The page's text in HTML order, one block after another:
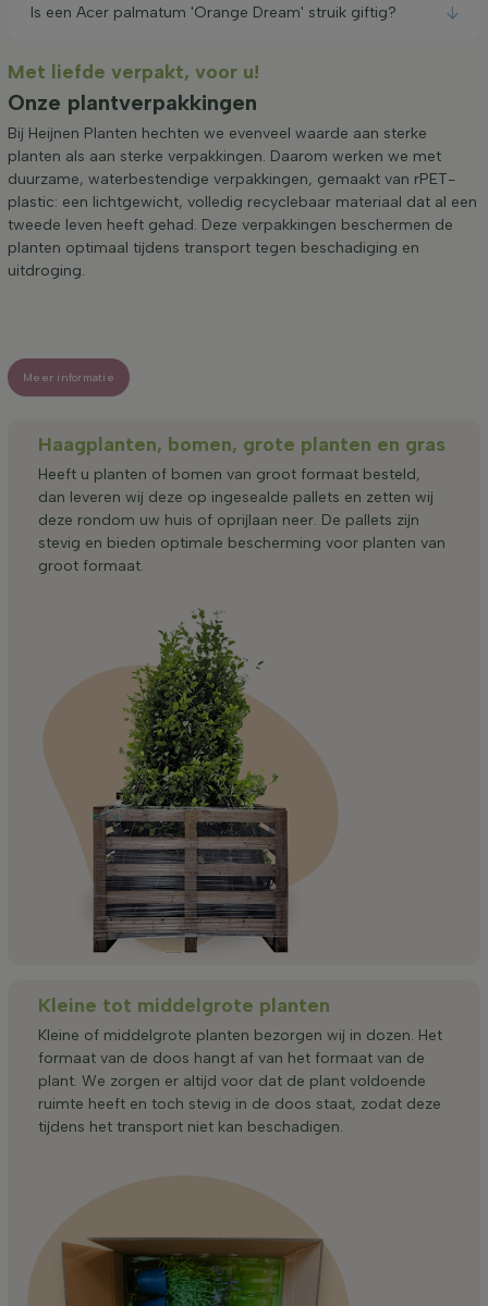
Is een Acer palmatum 'Orange Dream' struik giftig?
Met liefde verpakt, voor u!
Onze plantverpakkingen
Bij Heijnen Planten hechten we evenveel waarde aan sterke
planten als aan sterke verpakkingen. Daarom werken we met
duurzame, waterbestendige verpakkingen, gemaakt van rPET-
plastic: een lichtgewicht, volledig recyclebaar materiaal dat al een
tweede leven heeft gehad. Deze verpakkingen beschermen de
planten optimaal tijdens transport tegen beschadiging en
uitdroging.
Meer informatie
Haagplanten, bomen, grote planten en gras
Heeft u planten of bomen van groot formaat besteld,
dan leveren wij deze op ingesealde pallets en zetten wij
deze rondom uw huis of oprijlaan neer. De pallets zijn
stevig en bieden optimale bescherming voor planten van
groot formaat.
Kleine tot middelgrote planten
Kleine of middelgrote planten bezorgen wij in dozen. Het
formaat van de doos hangt af van het formaat van de
plant. We zorgen er altijd voor dat de plant voldoende
ruimte heeft en toch stevig in de doos staat, zodat deze
tijdens het transport niet kan beschadigen.